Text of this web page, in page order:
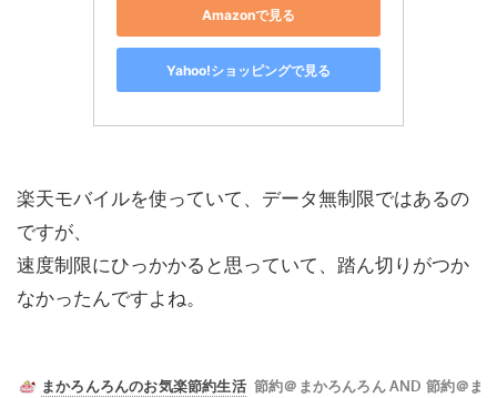
Amazonで見る
Yahoo!ショッピングで見る
楽天モバイルを使っていて、データ無制限ではあるの
ですが、
速度制限にひっかかると思っていて、踏ん切りがつか
なかったんですよね。